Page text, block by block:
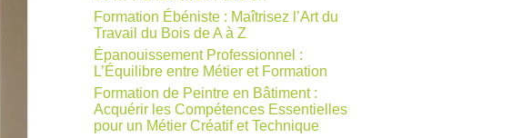
Formation Ébéniste : Maîtrisez l’Art du
Travail du Bois de A à Z
Épanouissement Professionnel :
L’Équilibre entre Métier et Formation
Formation de Peintre en Bâtiment :
Acquérir les Compétences Essentielles
pour un Métier Créatif et Technique